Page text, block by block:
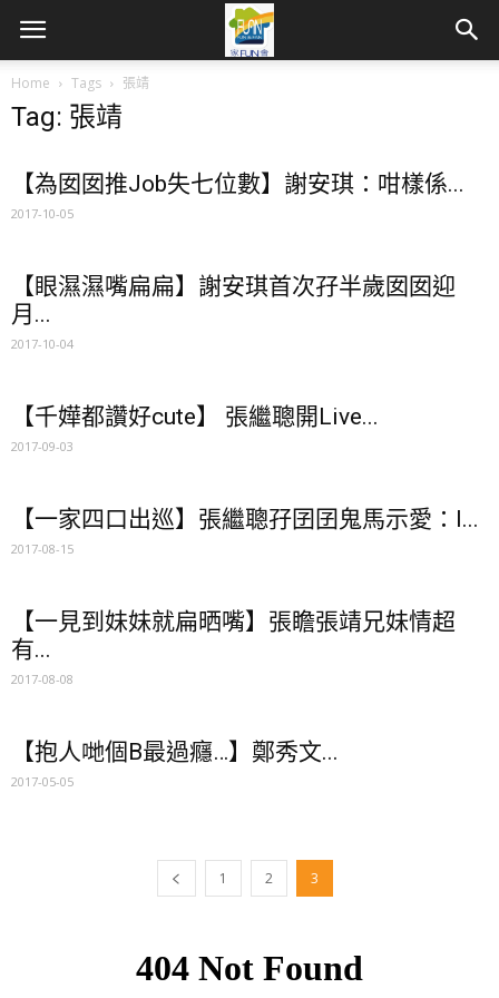
Home Tags 張靖
Tag: 張靖
【為囡囡推Job失七位數】謝安琪：咁樣係...
2017-10-05
【眼濕濕嘴扁扁】謝安琪首次孖半歲囡囡迎
月...
2017-10-04
【千嬅都讚好cute】 張繼聰開Live...
2017-09-03
【一家四口出巡】張繼聰孖囝囝鬼馬示愛：I...
2017-08-15
【一見到妹妹就扁晒嘴】張瞻張靖兄妹情超
有...
2017-08-08
【抱人哋個B最過癮…】鄭秀文...
2017-05-05
1 2 3